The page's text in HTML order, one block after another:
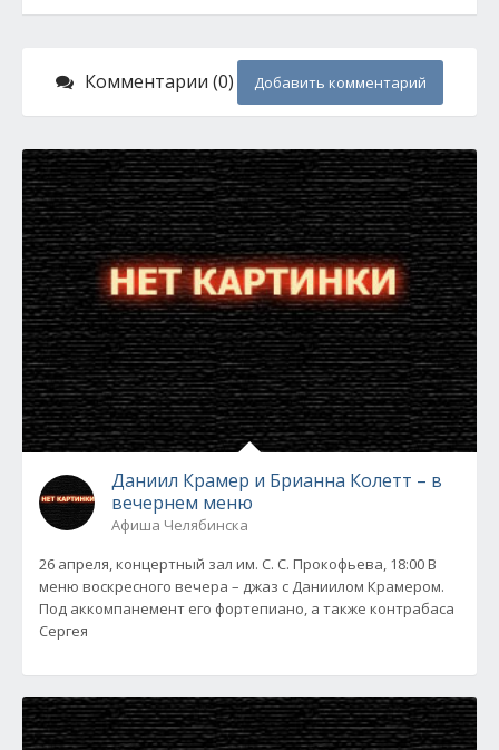
Комментарии (0) Добавить комментарий
Даниил Крамер и Брианна Колетт – в
вечернем меню
Афиша Челябинска
26 апреля, концертный зал им. С. С. Прокофьева, 18:00 В
меню воскресного вечера – джаз с Даниилом Крамером.
Под аккомпанемент его фортепиано, а также контрабаса
Сергея